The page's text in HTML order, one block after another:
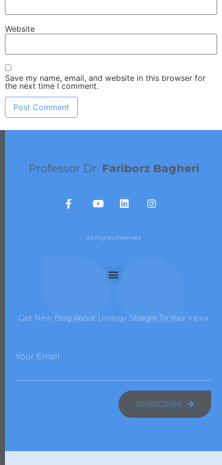
Website
Save my name, email, and website in this browser for
the next time I comment.
Professor Dr. Fariborz Bagheri
All Rights Reserved
Get New Blog About Urology Straight To Your Inbox
Your Email
SUBSCRIBE